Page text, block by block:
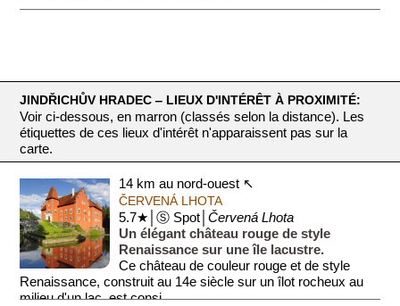
JINDŘICHŮV HRADEC ‒ LIEUX D'INTÉRÊT À PROXIMITÉ:
Voir ci-dessous, en marron (classés selon la distance). Les
étiquettes de ces lieux d'intérêt n'apparaissent pas sur la
carte.
14 km au nord-ouest ↖
ČERVENÁ LHOTA
5.7★│Ⓢ Spot│Červená Lhota
Un élégant château rouge de style
Renaissance sur une île lacustre.
Ce château de couleur rouge et de style
Renaissance, construit au 14e siècle sur un îlot rocheux au
milieu d'un lac, est consi...